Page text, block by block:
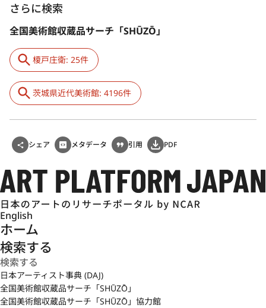
さらに検索
全国美術館収蔵品サーチ「SHŪZŌ」
榎戸庄衛: 25件
茨城県近代美術館: 4196件
シェア メタデータ 引用 PDF
English
ホーム
検索する
日本アーティスト事典 (DAJ)
全国美術館収蔵品サーチ「SHŪZŌ」
全国美術館収蔵品サーチ「SHŪZŌ」協力館